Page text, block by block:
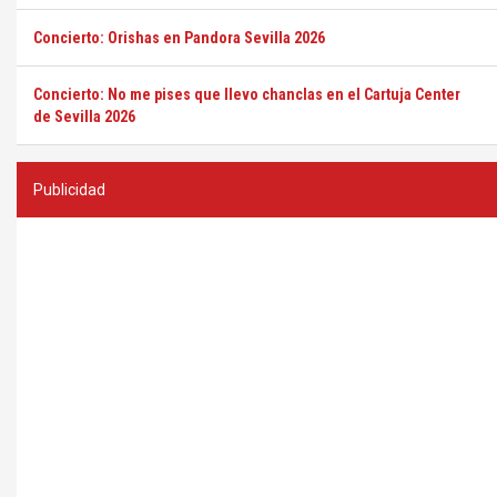
Concierto: Orishas en Pandora Sevilla 2026
Concierto: No me pises que llevo chanclas en el Cartuja Center
de Sevilla 2026
Publicidad